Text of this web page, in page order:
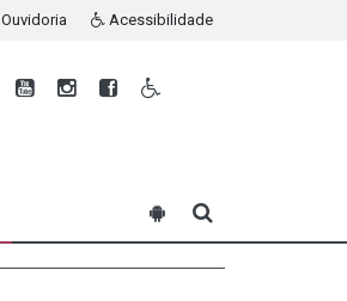
Ouvidoria Acessibilidade